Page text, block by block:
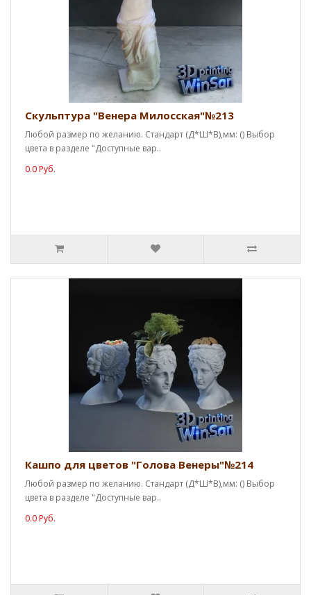
Скульптура "Венера Милосская"№213
Любой размер по желанию. Стандарт (Д*Ш*В),мм: () Выбор
цвета в разделе "Доступные вар..
0.0 Руб.
Кашпо для цветов "Голова Венеры"№214
Любой размер по желанию. Стандарт (Д*Ш*В),мм: () Выбор
цвета в разделе "Доступные вар..
0.0 Руб.